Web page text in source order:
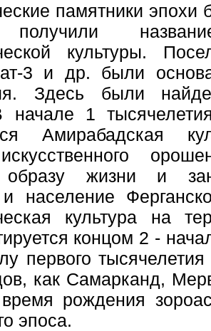
памятники эпохи
культуры.
3 и др. были
Здесь были
начале 1
Амирабадская
образу жизни и
и население
культура на
концом 2 -
первого тысячелетия
как Самарканд,
рождения
эпоса.